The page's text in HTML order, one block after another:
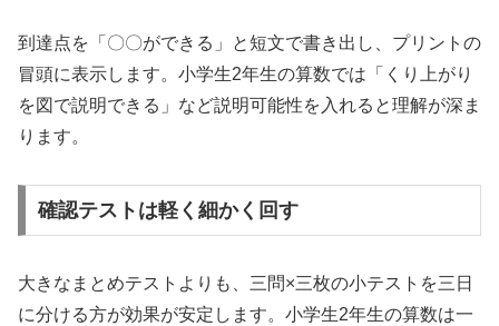
到達点を「〇〇ができる」と短文で書き出し、プリントの
冒頭に表示します。小学生2年生の算数では「くり上がり
を図で説明できる」など説明可能性を入れると理解が深ま
ります。
確認テストは軽く細かく回す
大きなまとめテストよりも、三問×三枚の小テストを三日
に分ける方が効果が安定します。小学生2年生の算数は一